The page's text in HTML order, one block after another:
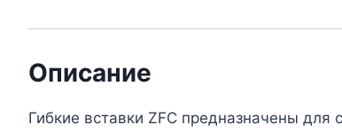
Описание
Гибкие вставки ZFС предназначены для